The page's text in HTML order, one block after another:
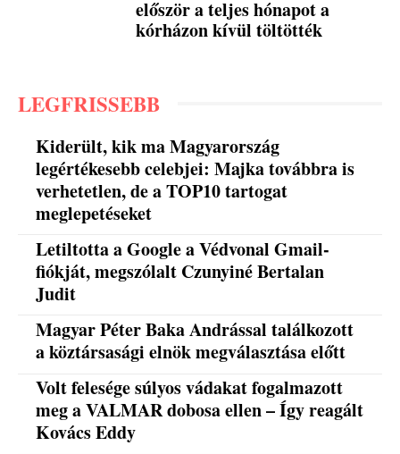
először a teljes hónapot a
kórházon kívül töltötték
LEGFRISSEBB
Kiderült, kik ma Magyarország
legértékesebb celebjei: Majka továbbra is
verhetetlen, de a TOP10 tartogat
meglepetéseket
Letiltotta a Google a Védvonal Gmail-
fiókját, megszólalt Czunyiné Bertalan
Judit
Magyar Péter Baka Andrással találkozott
a köztársasági elnök megválasztása előtt
Volt felesége súlyos vádakat fogalmazott
meg a VALMAR dobosa ellen – Így reagált
Kovács Eddy